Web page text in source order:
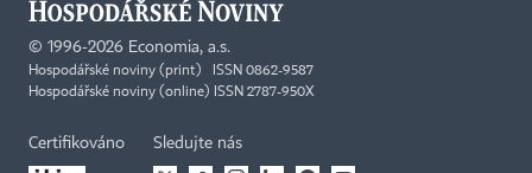
© 1996-2026 Economia, a.s.
Hospodářské noviny (print) ISSN 0862-9587
Hospodářské noviny (online) ISSN 2787-950X
Certifikováno Sledujte nás